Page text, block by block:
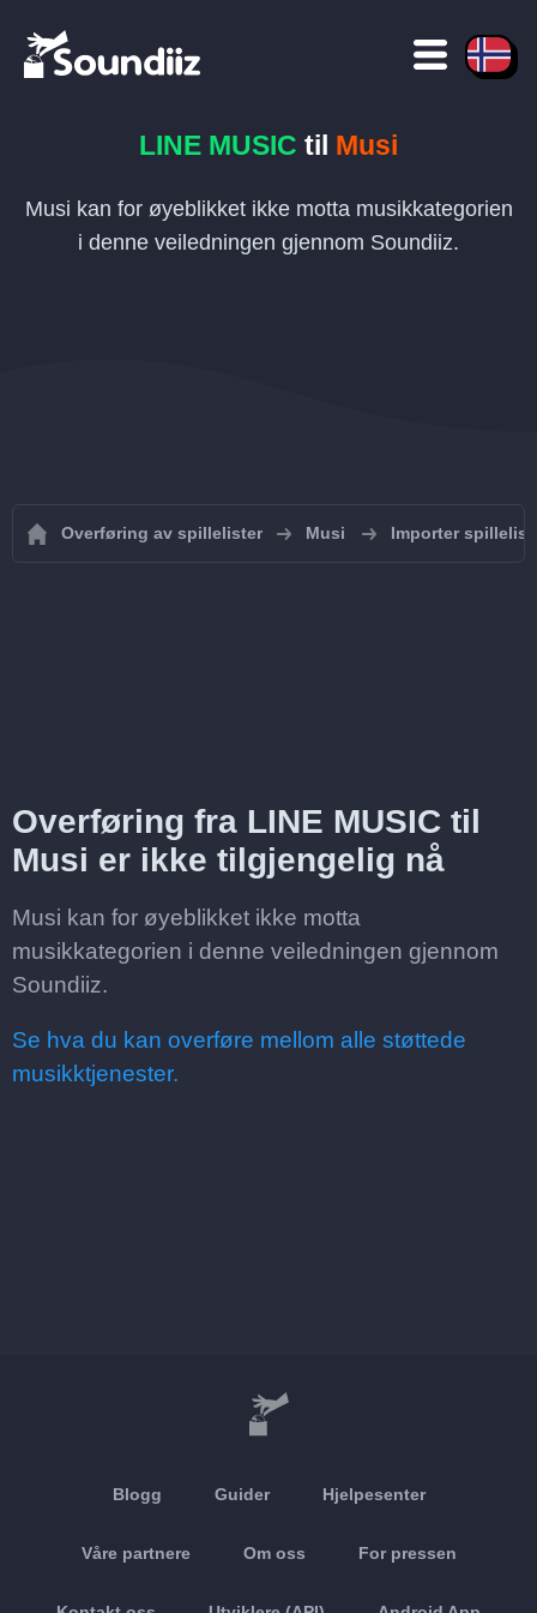
LINE MUSIC til Musi
Musi kan for øyeblikket ikke motta musikkategorien
i denne veiledningen gjennom Soundiiz.
Overføring av spillelister Musi Importer
Overføring fra LINE MUSIC til
Musi er ikke tilgjengelig nå
Musi kan for øyeblikket ikke motta
musikkategorien i denne veiledningen gjennom
Soundiiz.
Se hva du kan overføre mellom alle støttede
musikktjenester.
Blogg Guider Hjelpesenter
Våre partnere Om oss For pressen